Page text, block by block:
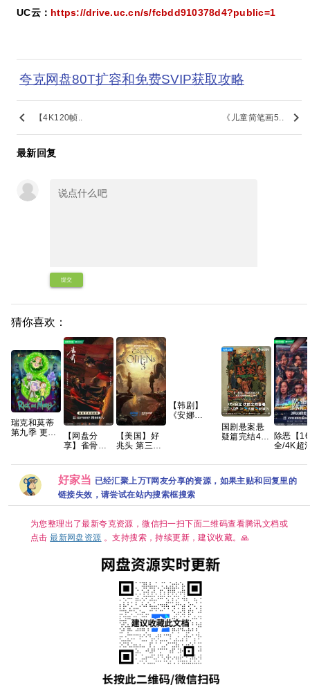
UC云： https://drive.uc.cn/s/fcbdd910378d4?public=1
夸克网盘80T扩容和免费SVIP获取攻略
keyboard_arrow_left 【4K120帧.. 《儿童简笔画5.. keyboard_arrow_right
最新回复
提交
猜你喜欢：
瑞克和莫蒂
第九季 更1
【网盘分
享】雀骨
集国语中字
1080P高码
艾米侯明昊
古装爱情
【美国】好
兆头 第三季
/ 喜剧 / 奇幻
又名: 好兆头
最终季 夸克
【韩剧】
《安娜
全】
国剧悬案悬
疑篇完结4K
集上线 王传
君江奇霖杨
烁主演
除恶【
全/4K超
迷雾剧场
罪大剧
好家当 已经汇聚上万T网友分享的资源，如果主贴和回复里的
链接失效，请尝试在站内搜索框搜索
为您整理出了最新夸克资源，微信扫一扫下面二维码查看腾讯文档或
点击最新网盘资源 。支持搜索，持续更新，建议收藏。🙏